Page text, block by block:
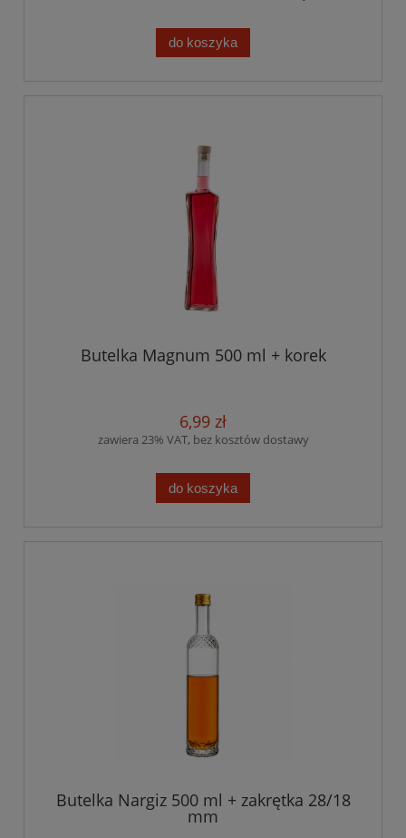
do koszyka
Butelka Magnum 500 ml + korek
6,99 zł
zawiera 23% VAT, bez kosztów dostawy
do koszyka
Butelka Nargiz 500 ml + zakrętka 28/18
mm